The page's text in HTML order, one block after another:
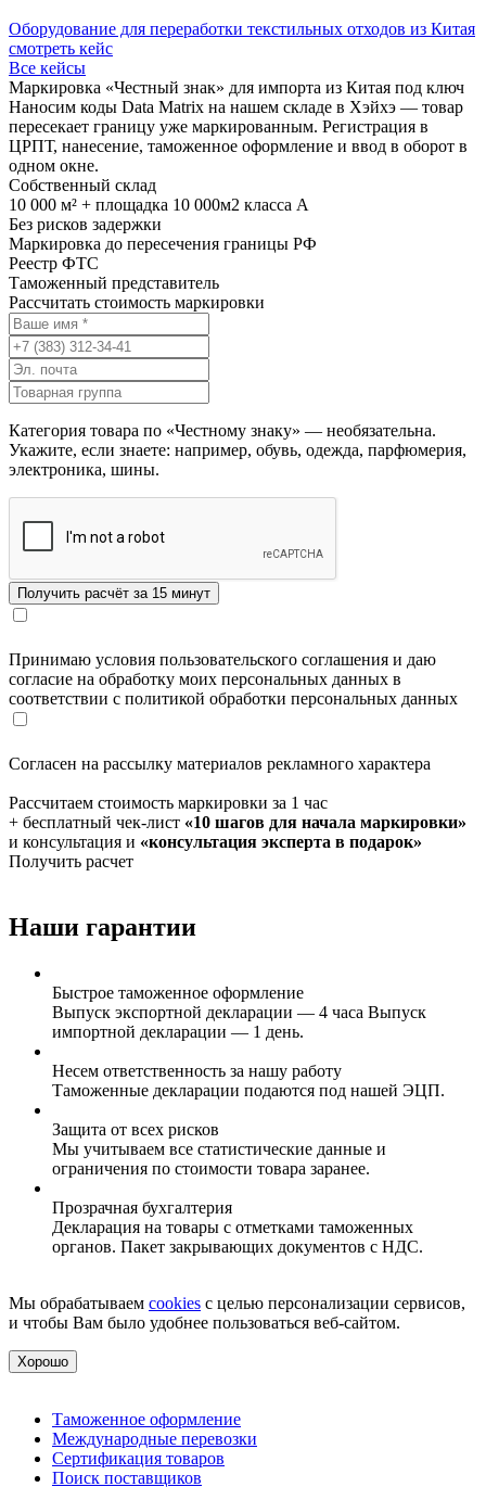
Оборудование для переработки текстильных отходов из Китая
смотреть кейс
Все кейсы
Маркировка «Честный знак» для импорта из Китая под ключ
Наносим коды Data Matrix на нашем складе в Хэйхэ — товар
пересекает границу уже маркированным. Регистрация в
ЦРПТ, нанесение, таможенное оформление и ввод в оборот в
одном окне.
Собственный склад
10 000 м² + площадка 10 000м2 класса А
Без рисков задержки
Маркировка до пересечения границы РФ
Реестр ФТС
Таможенный представитель
Рассчитать стоимость маркировки
Категория товара по «Честному знаку» — необязательна.
Укажите, если знаете: например, обувь, одежда, парфюмерия,
электроника, шины.
Принимаю условия пользовательского соглашения и даю
согласие на обработку моих персональных данных в
соответствии с политикой обработки персональных данных
Согласен на рассылку материалов рекламного характера
Рассчитаем стоимость маркировки за 1 час
+ бесплатный чек-лист «10 шагов для начала маркировки»
и консультация и «консультация эксперта в подарок»
Получить расчет
Наши гарантии
Быстрое таможенное оформление
Выпуск экспортной декларации — 4 часа Выпуск
импортной декларации — 1 день.
Несем ответственность за нашу работу
Таможенные декларации подаются под нашей ЭЦП.
Защита от всех рисков
Мы учитываем все статистические данные и
ограничения по стоимости товара заранее.
Прозрачная бухгалтерия
Декларация на товары с отметками таможенных
органов. Пакет закрывающих документов с НДС.
Мы обрабатываем cookies с целью персонализации сервисов,
и чтобы Вам было удобнее пользоваться веб-сайтом.
Хорошо
Таможенное оформление
Международные перевозки
Сертификация товаров
Поиск поставщиков